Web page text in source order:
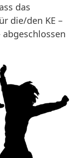
das
die/den KE –